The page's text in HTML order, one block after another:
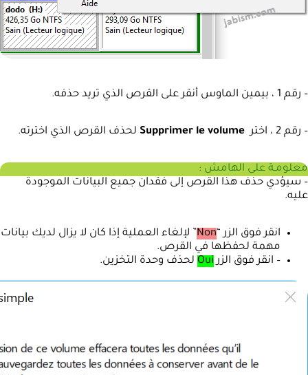
– رقم 1 ، بيمين الماوس أنقر على القرص الذي تريد حذفه.
– رقم 2 ، اختر Supprimer le volume لحذف القرص الذي اخترته.
معلومـة على الهامش :
– سيؤدي حذف هذا القرص إلى فقدان جميع البيانات الموجودة
عليه.
انقر فوق الزر “Non ” لإلغاء العملية إذا كان لا يزال لديك بيانات
مهمة لحفظها في القرص.
– انقر فوق الزرOui لحذف وحدة التخزين.